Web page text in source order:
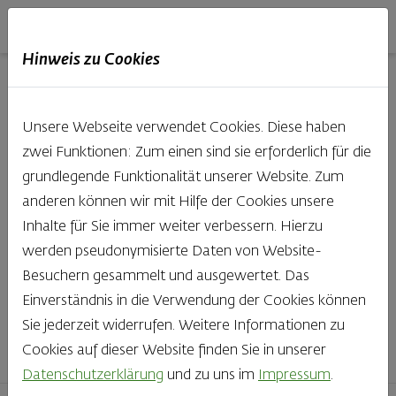
Backstube entdecken
Was gibt es Schöneres, als bei Brot & Gebäck die Qual
der Wahl zu haben? Noch dazu, wenn so großer Wert
auf den kleinen, feinen Unterschied gelegt wird, wie bei
Haubis. Beste Zutaten und Handwerk, das seinen
Namen auch verdient – das schmeckt man einfach!
Finden Sie Ihr Lieblingsprodukt
Hinweis zu Cookies
Unsere Webseite verwendet Cookies. Diese haben
zwei Funktionen: Zum einen sind sie erforderlich für die
grundlegende Funktionalität unserer Website. Zum
anderen können wir mit Hilfe der Cookies unsere
Inhalte für Sie immer weiter verbessern. Hierzu
werden pseudonymisierte Daten von Website-
Besuchern gesammelt und ausgewertet. Das
Einverständnis in die Verwendung der Cookies können
Sie jederzeit widerrufen. Weitere Informationen zu
Cookies auf dieser Website finden Sie in unserer
Datenschutzerklärung und zu uns im Impressum.